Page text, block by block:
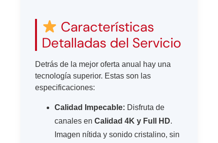
Características
Detalladas del Servicio
Detrás de la mejor oferta anual hay una
tecnología superior. Estas son las
especificaciones:
Calidad Impecable: Disfruta de
canales enCalidad 4K y Full HD.
Imagen nítida y sonido cristalino, sin